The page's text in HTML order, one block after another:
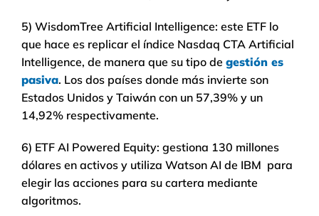
5) WisdomTree Artificial Intelligence: este ETF lo
que hace es replicar el índice Nasdaq CTA Artificial
Intelligence, de manera que su tipo de gestión es
pasiva. Los dos países donde más invierte son
Estados Unidos y Taiwán con un 57,39% y un
14,92% respectivamente.
6) ETF AI Powered Equity: gestiona 130 millones
dólares en activos y utiliza Watson AI de IBM para
elegir las acciones para su cartera mediante
algoritmos.